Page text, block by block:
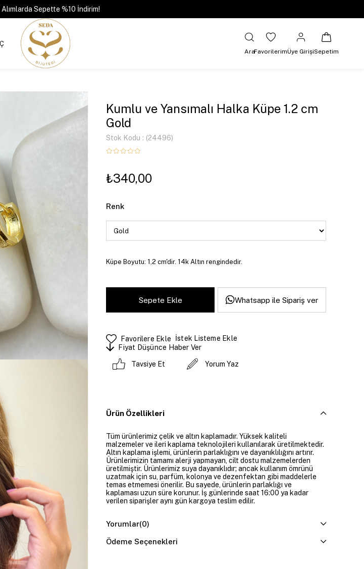
Sepette %10 İndirim!
AraFavorilerimÜye GirişiSepetim
Kumlu ve Yansımalı Halka Küpe 1.2 cm
Gold
Stok Kodu (24496)
₺340,00
Renk
Küpe Boyutu: 1,2 cm'dir. 14k Altın rengindedir.
Whatsapp ile Sipariş ver
Favorilere Ekle
İstek Listeme Ekle
Fiyat Düşünce Haber Ver
Tavsiye Et Yorum Yaz
Ürün Özellikleri
Tüm ürünlerimiz çelik ve altın kaplamadır. Yüksek kaliteli
malzemeler ve ileri kaplama teknolojileri kullanılarak üretilmektedir.
Altın kaplama işlemi, ürünlerin parlaklığını ve dayanıklılığını artırır.
Ürünlerimizin tamamı alerji yapmayan, cilt dostu malzemelerden
üretilmiştir. Ürünlerimiz suya dayanıklıdır; ancak kullanım ömrünü
uzatmak için su, parfüm, kolonya ve dezenfektan gibi maddelerle
temas etmemesi önerilir. Bu sayede, ürünlerin parlaklığı ve
kaplaması uzun süre korunur. İş günlerinde saat 16:00 ya kadar
verilen siparişler aynı gün kargoya teslim edilir.
Yorumlar(0)
Ödeme Seçenekleri